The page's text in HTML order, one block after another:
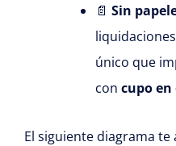
📄 Sin
único que
con cupo en
El siguiente diagrama